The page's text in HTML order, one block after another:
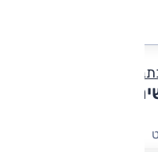
חוות דעת
דגמים